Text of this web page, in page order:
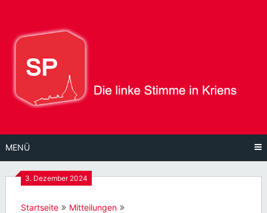
Inhalt
MENÜ
3. Dezember 2024
Startseite
Mitteilungen